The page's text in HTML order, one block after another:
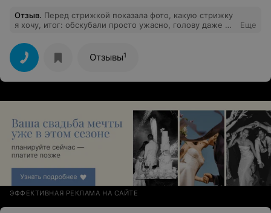
Отзыв. Перед стрижкой показала фото, какую стрижку
я хочу, итог: обскубали просто ужасно, голову даже не
положила на меня неприятно пахнущее полотенце!
Начала сушить голову не нанеся термозащиту, конечно
же я попросила сама, после мне был нанесён,
наверно, самый дешевый спрей, хоть за это спасибо! В
общем просто кошмар, не ходите туда.
Еще
Отзывы1
ЭФФЕКТИВНАЯ РЕКЛАМА НА САЙТЕ